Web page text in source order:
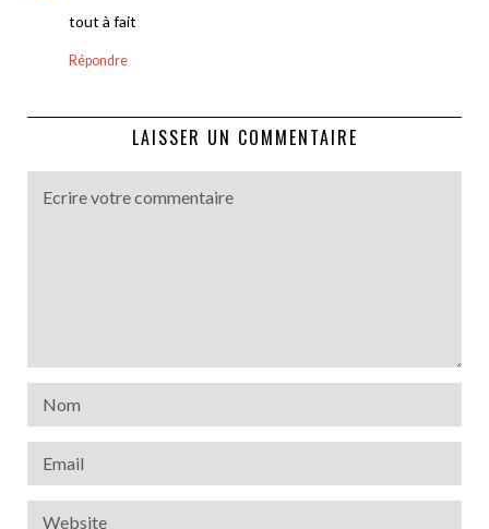
tout à fait
Répondre
LAISSER UN COMMENTAIRE